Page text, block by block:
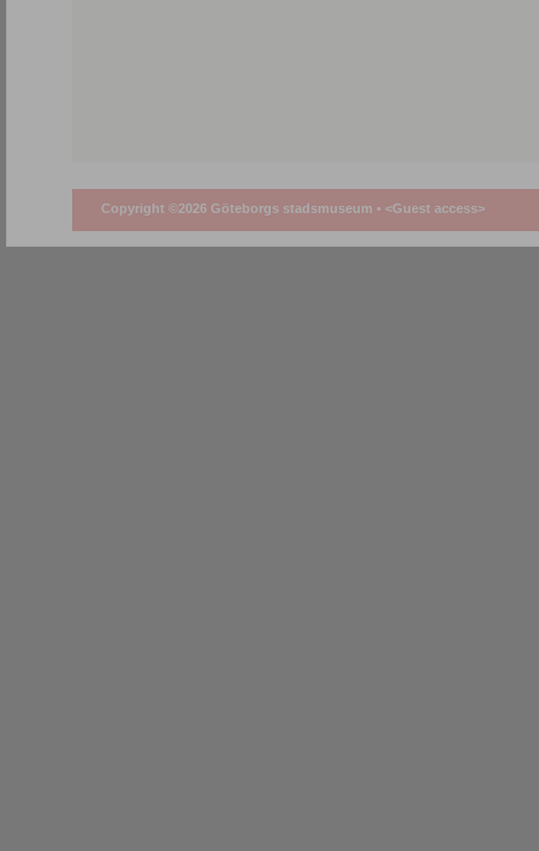
Copyright ©2026 Göteborgs stadsmuseum • <Guest access>